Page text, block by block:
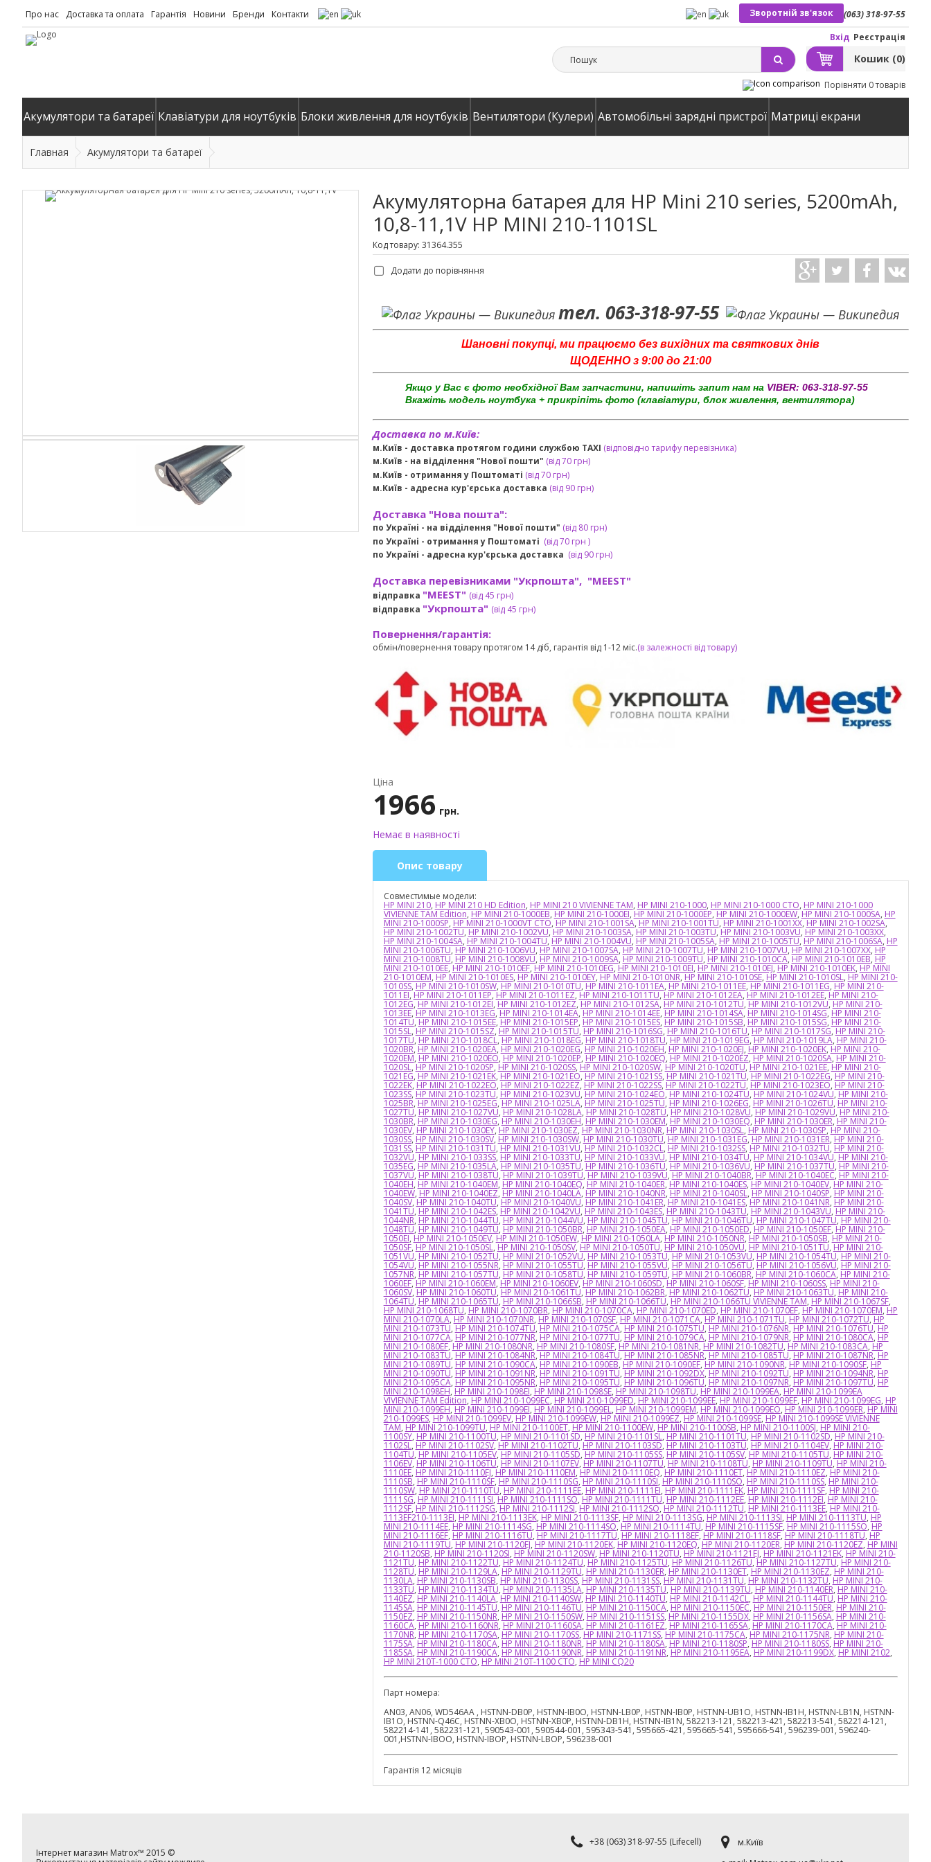
Про нас Доставка та оплата Гарантія Новини Бренди Контакти (063) 318-97-55
Зворотній зв'язок
Вхід Реєстрація
Кошик (0)
Порівняти 0 товарів
Акумулятори та батареї Клавіатури для ноутбуків Блоки живлення для ноутбуків Вентилятори (Кулери) Автомобільні зарядні пристрої Матриці екрани
Главная Акумулятори та батареї
Акумуляторна батарея для HP Mini 210 series, 5200mAh,
10,8-11,1V HP MINI 210-1101SL
Код товару: 31364.355
Додати до порівняння
тел. 063-318-97-55
Шановні покупці, ми працюємо без вихідних та святкових днів
ЩОДЕННО з 9:00 до 21:00
Якщо у Вас є фото необхідної Вам запчастини, напишіть запит нам на VIBER: 063-318-97-55
Вкажіть модель ноутбука + прикріпіть фото (клавіатури, блок живлення, вентилятора)
Доставка по м.Київ:
м.Київ - доставка протягом години службою TAXI (відповідно тарифу перевізника)
м.Київ - на відділення "Нової пошти" (від 70 грн)
м.Київ - отримання у Поштоматі (від 70 грн)
м.Київ - адресна кур'єрська доставка (від90 грн)
Доставка "Нова пошта":
по Україні - на відділення "Нової пошти" (від 80 грн)
по Україні - отримання у Поштоматі (від 70 грн )
по Україні - адресна кур'єрська доставка (від90 грн)
Доставка перевізниками "Укрпошта", "MEEST"
відправка "MEEST" (від 45 грн)
відправка "Укрпошта" (від 45 грн)
Повернення/гарантія:
обмін/повернення товару протягом 14 діб, гарантія від 1-12 міс.(в залежності від товару)
Ціна
1966 грн.
Немає в наявності
Опис товару
Совместимые модели:
HP MINI 210, HP MINI 210 HD Edition, HP MINI 210 VIVIENNE TAM, HP MINI 210-1000, HP MINI 210-1000 CTO, HP MINI 210-1000
VIVIENNE TAM Edition, HP MINI 210-1000EB, HP MINI 210-1000EI, HP MINI 210-1000EP, HP MINI 210-1000EW, HP MINI 210-1000SA, HP
MINI 210-1000SP, HP MINI 210-1000VT CTO, HP MINI 210-1001SA, HP MINI 210-1001TU, HP MINI 210-1001XX, HP MINI 210-1002SA,
HP MINI 210-1002TU, HP MINI 210-1002VU, HP MINI 210-1003SA, HP MINI 210-1003TU, HP MINI 210-1003VU, HP MINI 210-1003XX,
HP MINI 210-1004SA, HP MINI 210-1004TU, HP MINI 210-1004VU, HP MINI 210-1005SA, HP MINI 210-1005TU, HP MINI 210-1006SA, HP
MINI 210-1006TU, HP MINI 210-1006VU, HP MINI 210-1007SA, HP MINI 210-1007TU, HP MINI 210-1007VU, HP MINI 210-1007XX, HP
MINI 210-1008TU, HP MINI 210-1008VU, HP MINI 210-1009SA, HP MINI 210-1009TU, HP MINI 210-1010CA, HP MINI 210-1010EB, HP
MINI 210-1010EE, HP MINI 210-1010EF, HP MINI 210-1010EG, HP MINI 210-1010EI, HP MINI 210-1010EJ, HP MINI 210-1010EK, HP MINI
210-1010EM, HP MINI 210-1010ES, HP MINI 210-1010EY, HP MINI 210-1010NR, HP MINI 210-1010SE, HP MINI 210-1010SL, HP MINI 210-
1010SS, HP MINI 210-1010SW, HP MINI 210-1010TU, HP MINI 210-1011EA, HP MINI 210-1011EE, HP MINI 210-1011EG, HP MINI 210-
1011EI, HP MINI 210-1011EP, HP MINI 210-1011EZ, HP MINI 210-1011TU, HP MINI 210-1012EA, HP MINI 210-1012EE, HP MINI 210-
1012EG, HP MINI 210-1012EI, HP MINI 210-1012EZ, HP MINI 210-1012SA, HP MINI 210-1012TU, HP MINI 210-1012VU, HP MINI 210-
1013EE, HP MINI 210-1013EG, HP MINI 210-1014EA, HP MINI 210-1014EE, HP MINI 210-1014SA, HP MINI 210-1014SG, HP MINI 210-
1014TU, HP MINI 210-1015EE, HP MINI 210-1015EP, HP MINI 210-1015ES, HP MINI 210-1015SB, HP MINI 210-1015SG, HP MINI 210-
1015SL, HP MINI 210-1015SZ, HP MINI 210-1015TU, HP MINI 210-1016SG, HP MINI 210-1016TU, HP MINI 210-1017SG, HP MINI 210-
1017TU, HP MINI 210-1018CL, HP MINI 210-1018EG, HP MINI 210-1018TU, HP MINI 210-1019EG, HP MINI 210-1019LA, HP MINI 210-
1020BR, HP MINI 210-1020EA, HP MINI 210-1020EG, HP MINI 210-1020EH, HP MINI 210-1020EJ, HP MINI 210-1020EK, HP MINI 210-
1020EM, HP MINI 210-1020EO, HP MINI 210-1020EP, HP MINI 210-1020EQ, HP MINI 210-1020EZ, HP MINI 210-1020SA, HP MINI 210-
1020SL, HP MINI 210-1020SP, HP MINI 210-1020SS, HP MINI 210-1020SW, HP MINI 210-1020TU, HP MINI 210-1021EE, HP MINI 210-
1021EG, HP MINI 210-1021EK, HP MINI 210-1021EO, HP MINI 210-1021SS, HP MINI 210-1021TU, HP MINI 210-1022EG, HP MINI 210-
1022EK, HP MINI 210-1022EO, HP MINI 210-1022EZ, HP MINI 210-1022SS, HP MINI 210-1022TU, HP MINI 210-1023EO, HP MINI 210-
1023SS, HP MINI 210-1023TU, HP MINI 210-1023VU, HP MINI 210-1024EO, HP MINI 210-1024TU, HP MINI 210-1024VU, HP MINI 210-
1025BR, HP MINI 210-1025EG, HP MINI 210-1025LA, HP MINI 210-1025TU, HP MINI 210-1026EG, HP MINI 210-1026TU, HP MINI 210-
1027TU, HP MINI 210-1027VU, HP MINI 210-1028LA, HP MINI 210-1028TU, HP MINI 210-1028VU, HP MINI 210-1029VU, HP MINI 210-
1030BR, HP MINI 210-1030EG, HP MINI 210-1030EH, HP MINI 210-1030EM, HP MINI 210-1030EQ, HP MINI 210-1030ER, HP MINI 210-
1030EV, HP MINI 210-1030EY, HP MINI 210-1030EZ, HP MINI 210-1030NR, HP MINI 210-1030SL, HP MINI 210-1030SP, HP MINI 210-
1030SS, HP MINI 210-1030SV, HP MINI 210-1030SW, HP MINI 210-1030TU, HP MINI 210-1031EG, HP MINI 210-1031ER, HP MINI 210-
1031SS, HP MINI 210-1031TU, HP MINI 210-1031VU, HP MINI 210-1032CL, HP MINI 210-1032SS, HP MINI 210-1032TU, HP MINI 210-
1032VU, HP MINI 210-1033SS, HP MINI 210-1033TU, HP MINI 210-1033VU, HP MINI 210-1034TU, HP MINI 210-1034VU, HP MINI 210-
1035EG, HP MINI 210-1035LA, HP MINI 210-1035TU, HP MINI 210-1036TU, HP MINI 210-1036VU, HP MINI 210-1037TU, HP MINI 210-
1037VU, HP MINI 210-1038TU, HP MINI 210-1039TU, HP MINI 210-1039VU, HP MINI 210-1040BR, HP MINI 210-1040EC, HP MINI 210-
1040EH, HP MINI 210-1040EM, HP MINI 210-1040EQ, HP MINI 210-1040ER, HP MINI 210-1040ES, HP MINI 210-1040EV, HP MINI 210-
1040EW, HP MINI 210-1040EZ, HP MINI 210-1040LA, HP MINI 210-1040NR, HP MINI 210-1040SL, HP MINI 210-1040SP, HP MINI 210-
1040SV, HP MINI 210-1040TU, HP MINI 210-1040VU, HP MINI 210-1041ER, HP MINI 210-1041ES, HP MINI 210-1041NR, HP MINI 210-
1041TU, HP MINI 210-1042ES, HP MINI 210-1042VU, HP MINI 210-1043ES, HP MINI 210-1043TU, HP MINI 210-1043VU, HP MINI 210-
1044NR, HP MINI 210-1044TU, HP MINI 210-1044VU, HP MINI 210-1045TU, HP MINI 210-1046TU, HP MINI 210-1047TU, HP MINI 210-
1048TU, HP MINI 210-1049TU, HP MINI 210-1050BR, HP MINI 210-1050EA, HP MINI 210-1050ED, HP MINI 210-1050EF, HP MINI 210-
1050EI, HP MINI 210-1050EV, HP MINI 210-1050EW, HP MINI 210-1050LA, HP MINI 210-1050NR, HP MINI 210-1050SB, HP MINI 210-
1050SF, HP MINI 210-1050SL, HP MINI 210-1050SV, HP MINI 210-1050TU, HP MINI 210-1050VU, HP MINI 210-1051TU, HP MINI 210-
1051VU, HP MINI 210-1052TU, HP MINI 210-1052VU, HP MINI 210-1053TU, HP MINI 210-1053VU, HP MINI 210-1054TU, HP MINI 210-
1054VU, HP MINI 210-1055NR, HP MINI 210-1055TU, HP MINI 210-1055VU, HP MINI 210-1056TU, HP MINI 210-1056VU, HP MINI 210-
1057NR, HP MINI 210-1057TU, HP MINI 210-1058TU, HP MINI 210-1059TU, HP MINI 210-1060BR, HP MINI 210-1060CA, HP MINI 210-
1060EF, HP MINI 210-1060EM, HP MINI 210-1060EV, HP MINI 210-1060SD, HP MINI 210-1060SF, HP MINI 210-1060SS, HP MINI 210-
1060SV, HP MINI 210-1060TU, HP MINI 210-1061TU, HP MINI 210-1062BR, HP MINI 210-1062TU, HP MINI 210-1063TU, HP MINI 210-
1064TU, HP MINI 210-1065TU, HP MINI 210-1066SB, HP MINI 210-1066TU, HP MINI 210-1066TU VIVIENNE TAM, HP MINI 210-1067SF,
HP MINI 210-1068TU, HP MINI 210-1070BR, HP MINI 210-1070CA, HP MINI 210-1070ED, HP MINI 210-1070EF, HP MINI 210-1070EM, HP
MINI 210-1070LA, HP MINI 210-1070NR, HP MINI 210-1070SF, HP MINI 210-1071CA, HP MINI 210-1071TU, HP MINI 210-1072TU, HP
MINI 210-1073TU, HP MINI 210-1074TU, HP MINI 210-1075CA, HP MINI 210-1075TU, HP MINI 210-1076NR, HP MINI 210-1076TU, HP
MINI 210-1077CA, HP MINI 210-1077NR, HP MINI 210-1077TU, HP MINI 210-1079CA, HP MINI 210-1079NR, HP MINI 210-1080CA, HP
MINI 210-1080EF, HP MINI 210-1080NR, HP MINI 210-1080SF, HP MINI 210-1081NR, HP MINI 210-1082TU, HP MINI 210-1083CA, HP
MINI 210-1083TU, HP MINI 210-1084NR, HP MINI 210-1084TU, HP MINI 210-1085NR, HP MINI 210-1085TU, HP MINI 210-1087NR, HP
MINI 210-1089TU, HP MINI 210-1090CA, HP MINI 210-1090EB, HP MINI 210-1090EF, HP MINI 210-1090NR, HP MINI 210-1090SF, HP
MINI 210-1090TU, HP MINI 210-1091NR, HP MINI 210-1091TU, HP MINI 210-1092DX, HP MINI 210-1092TU, HP MINI 210-1094NR, HP
MINI 210-1095CA, HP MINI 210-1095NR, HP MINI 210-1095TU, HP MINI 210-1096TU, HP MINI 210-1097NR, HP MINI 210-1097TU, HP
MINI 210-1098EH, HP MINI 210-1098EI, HP MINI 210-1098SE, HP MINI 210-1098TU, HP MINI 210-1099EA, HP MINI 210-1099EA
VIVIENNE TAM Edition, HP MINI 210-1099EC, HP MINI 210-1099ED, HP MINI 210-1099EE, HP MINI 210-1099EF, HP MINI 210-1099EG, HP
MINI 210-1099EH, HP MINI 210-1099EI, HP MINI 210-1099EL, HP MINI 210-1099EM, HP MINI 210-1099EO, HP MINI 210-1099ER, HP MINI
210-1099ES, HP MINI 210-1099EV, HP MINI 210-1099EW, HP MINI 210-1099EZ, HP MINI 210-1099SE, HP MINI 210-1099SE VIVIENNE
TAM, HP MINI 210-1099TU, HP MINI 210-1100ET, HP MINI 210-1100EW, HP MINI 210-1100SB, HP MINI 210-1100SJ, HP MINI 210-
1100SY, HP MINI 210-1100TU, HP MINI 210-1101SD, HP MINI 210-1101SL, HP MINI 210-1101TU, HP MINI 210-1102SD, HP MINI 210-
1102SL, HP MINI 210-1102SV, HP MINI 210-1102TU, HP MINI 210-1103SD, HP MINI 210-1103TU, HP MINI 210-1104EV, HP MINI 210-
1104TU, HP MINI 210-1105EV, HP MINI 210-1105SD, HP MINI 210-1105SS, HP MINI 210-1105SV, HP MINI 210-1105TU, HP MINI 210-
1106EV, HP MINI 210-1106TU, HP MINI 210-1107EV, HP MINI 210-1107TU, HP MINI 210-1108TU, HP MINI 210-1109TU, HP MINI 210-
1110EE, HP MINI 210-1110EJ, HP MINI 210-1110EM, HP MINI 210-1110EQ, HP MINI 210-1110ET, HP MINI 210-1110EZ, HP MINI 210-
1110SB, HP MINI 210-1110SF, HP MINI 210-1110SG, HP MINI 210-1110SI, HP MINI 210-1110SO, HP MINI 210-1110SS, HP MINI 210-
1110SW, HP MINI 210-1110TU, HP MINI 210-1111EE, HP MINI 210-1111EI, HP MINI 210-1111EK, HP MINI 210-1111SF, HP MINI 210-
1111SG, HP MINI 210-1111SI, HP MINI 210-1111SO, HP MINI 210-1111TU, HP MINI 210-1112EE, HP MINI 210-1112EI, HP MINI 210-
1112SF, HP MINI 210-1112SG, HP MINI 210-1112SI, HP MINI 210-1112SO, HP MINI 210-1112TU, HP MINI 210-1113EE, HP MINI 210-
1113EF210-1113EI, HP MINI 210-1113EK, HP MINI 210-1113SF, HP MINI 210-1113SG, HP MINI 210-1113SI, HP MINI 210-1113TU, HP
MINI 210-1114EE, HP MINI 210-1114SG, HP MINI 210-1114SO, HP MINI 210-1114TU, HP MINI 210-1115SF, HP MINI 210-1115SO, HP
MINI 210-1116EF, HP MINI 210-1116TU, HP MINI 210-1117TU, HP MINI 210-1118EF, HP MINI 210-1118SF, HP MINI 210-1118TU, HP
MINI 210-1119TU, HP MINI 210-1120EJ, HP MINI 210-1120EK, HP MINI 210-1120EQ, HP MINI 210-1120ER, HP MINI 210-1120EZ, HP MINI
210-1120SB, HP MINI 210-1120SI, HP MINI 210-1120SW, HP MINI 210-1120TU, HP MINI 210-1121EJ, HP MINI 210-1121EK, HP MINI 210-
1121TU, HP MINI 210-1122TU, HP MINI 210-1124TU, HP MINI 210-1125TU, HP MINI 210-1126TU,HP MINI 210-1127TU, HP MINI 210-
1128TU, HP MINI 210-1129LA, HP MINI 210-1129TU, HP MINI 210-1130ER, HP MINI 210-1130ET, HP MINI 210-1130EZ, HP MINI 210-
1130LA, HP MINI 210-1130SB, HP MINI 210-1130SS, HP MINI 210-1131SS, HP MINI 210-1131TU, HP MINI 210-1132TU, HP MINI 210-
1133TU, HP MINI 210-1134TU, HP MINI 210-1135LA, HP MINI 210-1135TU, HP MINI 210-1139TU, HP MINI 210-1140ER, HP MINI 210-
1140EZ, HP MINI 210-1140LA, HP MINI 210-1140SW, HP MINI 210-1140TU, HP MINI 210-1142CL, HP MINI 210-1144TU, HP MINI 210-
1145SA, HP MINI 210-1145TU, HP MINI 210-1146TU, HP MINI 210-1150CA, HP MINI 210-1150EC, HP MINI 210-1150ER, HP MINI 210-
1150EZ, HP MINI 210-1150NR, HP MINI 210-1150SW, HP MINI 210-1151SS, HP MINI 210-1155DX, HP MINI 210-1156SA, HP MINI 210-
1160CA, HP MINI 210-1160NR, HP MINI 210-1160SA, HP MINI 210-1161EZ, HP MINI 210-1165SA, HP MINI 210-1170CA, HP MINI 210-
1170NR, HP MINI 210-1170SA, HP MINI 210-1170SS, HP MINI 210-1171SS, HP MINI 210-1175CA, HP MINI 210-1175NR, HP MINI 210-
1175SA, HP MINI 210-1180CA, HP MINI 210-1180NR, HP MINI 210-1180SA, HP MINI 210-1180SP, HP MINI 210-1180SS, HP MINI 210-
1185SA, HP MINI 210-1190CA, HP MINI 210-1190NR, HP MINI 210-1191NR, HP MINI 210-1195EA, HP MINI 210-1199DX, HP MINI 2102,
HP MINI 210T-1000 CTO, HP MINI 210T-1100 CTO, HP MINI CQ20
Парт номера:
AN03, AN06, WD546AA , HSTNN-DB0P, HSTNN-IB0O, HSTNN-LB0P, HSTNN-IB0P, HSTNN-UB1O, HSTNN-IB1H, HSTNN-LB1N, HSTNN-
IB1O, HSTNN-Q46C, HSTNN-XB0O, HSTNN-XB0P, HSTNN-DB1H, HSTNN-IB1N, 582213-121, 582213-421, 582213-541, 582214-121,
582214-141, 582231-121, 590543-001, 590544-001, 595343-541, 595665-421, 595665-541, 595666-541, 596239-001, 596240-
001,HSTNN-IBOO, HSTNN-IBOP, HSTNN-LBOP, 596238-001
Гарантія 12 місяців
Інтернет магазин Matrox™ 2015 ©
+38 (063) 318-97-55 (Lifecell)
м.Київ